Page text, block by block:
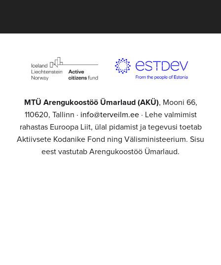
MTÜ Arengukoostöö Ümarlaud (AKÜ), Mooni 66,
110620, Tallinn · info@terveilm.ee· Lehe valmimist
rahastas Euroopa Liit, ülal pidamist ja tegevusi toetab
Aktiivsete Kodanike Fond ning Välisministeerium. Sisu
eest vastutab Arengukoostöö Ümarlaud.